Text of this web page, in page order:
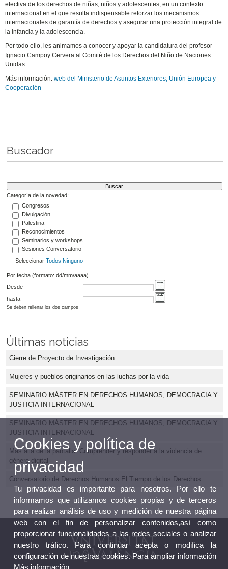
efectiva de los derechos de niñas, niños y adolescentes, en un contexto
internacional en el que resulta indispensable reforzar los mecanismos
internacionales de garantía de derechos y asegurar una protección integral de
la infancia y la adolescencia.
Por todo ello, les animamos a conocer y apoyar la candidatura del profesor
Ignacio Campoy Cervera al Comité de los Derechos del Niño de Naciones
Unidas.
Más información: web del Ministerio de Asuntos Exteriores, Unión Europea y
Cooperación
Buscador
Categoría de la novedad:
Congresos
Divulgación
Palestina
Reconocimientos
Seminarios y workshops
Sesiones Conversatorio
Seleccionar Todos Ninguno
Por fecha (formato: dd/mm/aaaa)
Desde
hasta
Se deben rellenar los dos campos
Últimas noticias
Cierre de Proyecto de Investigación
Mujeres y pueblos originarios en las luchas por la vida
SEMINARIO MÁSTER EN DERECHOS HUMANOS, DEMOCRACIA Y
JUSTICIA INTERNACIONAL
SEMINARIO MÁSTER EN DERECHOS HUMANOS, DEMOCRACIA Y
JUSTICIA INTERNACIONAL
Más allá de la pantalla: Comprender y responder a la violencia de
género digital
Conversatorio de Derechos Humanos El Tiempo de los Derechos
Cookies y política de
privacidad
Tu privacidad es importante para nosotros. Por ello te
informamos que utilizamos cookies propias y de terceros
para realizar análisis de uso y medición de nuestra página
web con el fin de personalizar contenidos,así como
proporcionar funcionalidades a las redes sociales o analizar
nuestro tráfico. Para continuar acepta o modifica la
configuración de nuestras cookies. Para ampliar información
Más información